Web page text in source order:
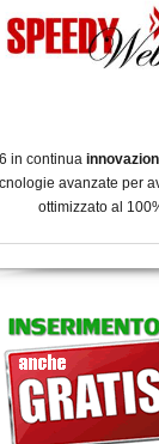
in continua
avanzate per
ottimizzato al